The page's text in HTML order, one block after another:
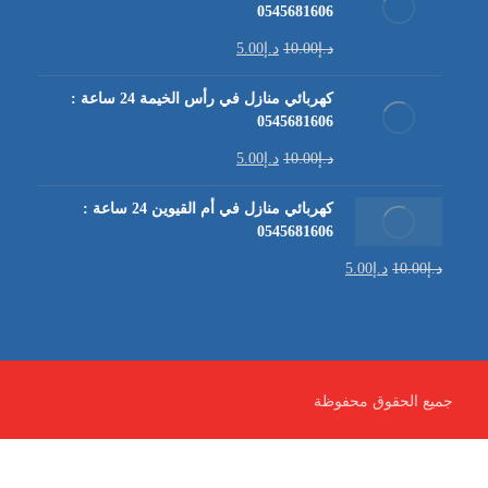
0545681606
د.إ10.00 د.إ 5.00
كهربائي منازل في رأس الخيمة 24 ساعة :
0545681606
د.إ10.00 د.إ 5.00
كهربائي منازل في أم القيوين 24 ساعة :
0545681606
د.إ10.00 د.إ 5.00
جميع الحقوق محفوظة